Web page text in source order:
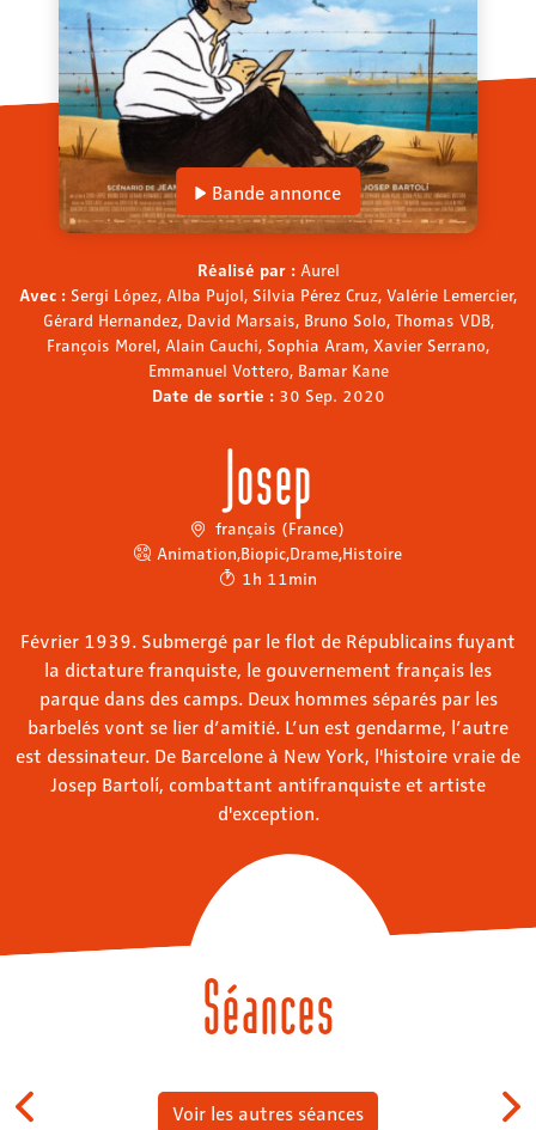
Bande annonce
Réalisé par : Aurel
Avec : Sergi López, Alba Pujol, Sílvia Pérez Cruz, Valérie Lemercier,
Gérard Hernandez, David Marsais, Bruno Solo, Thomas VDB,
François Morel, Alain Cauchi, Sophia Aram, Xavier Serrano,
Emmanuel Vottero, Bamar Kane
Date de sortie : 30 Sep. 2020
Josep
français (France)
Animation,Biopic,Drame,Histoire
1h 11min
Février 1939. Submergé par le flot de Républicains fuyant
la dictature franquiste, le gouvernement français les
parque dans des camps. Deux hommes séparés par les
barbelés vont se lier d’amitié. L’un est gendarme, l’autre
est dessinateur. De Barcelone à New York, l'histoire vraie de
Josep Bartolí, combattant antifranquiste et artiste
d'exception.
Séances
Voir les autres séances